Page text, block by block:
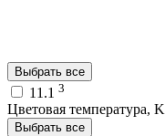
Выбрать все
11.1 3
Цветовая температура, K
Выбрать все